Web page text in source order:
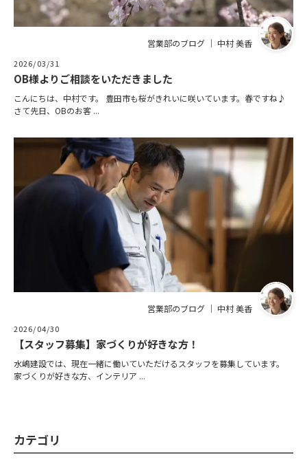
営業部のブログ ｜ 中村 美香
2026/03/31
OB様よりご相談をいただきました
こんにちは、中村です。 豊田市も桜がきれいに咲いています。春ですね♪
さて先日、OBのお客 ...
営業部のブログ ｜ 中村 美香
2026/04/30
【スタッフ募集】家づくりが好きな方！
水嶋建設では、現在一緒に働いていただけるスタッフを募集しています。
家づくりが好きな方、インテリア ...
カテゴリ